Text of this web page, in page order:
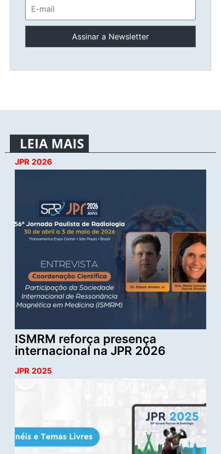
LEIA MAIS
JPR 2026
ISMRM reforça presença
internacional na JPR 2026
JPR 2025